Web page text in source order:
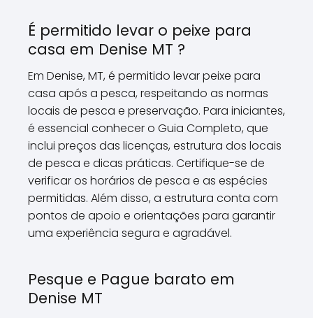
É permitido levar o peixe para
casa em Denise MT ?
Em Denise, MT, é permitido levar peixe para
casa após a pesca, respeitando as normas
locais de pesca e preservação. Para iniciantes,
é essencial conhecer o Guia Completo, que
inclui preços das licenças, estrutura dos locais
de pesca e dicas práticas. Certifique-se de
verificar os horários de pesca e as espécies
permitidas. Além disso, a estrutura conta com
pontos de apoio e orientações para garantir
uma experiência segura e agradável.
Pesque e Pague barato em
Denise MT